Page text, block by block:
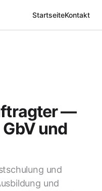
StartseiteKontakt
—
und
und
und